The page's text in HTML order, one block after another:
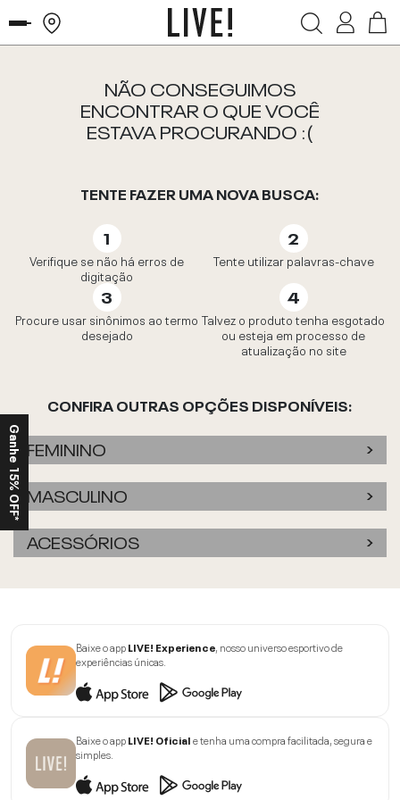
NÃO CONSEGUIMOS
ENCONTRAR O QUE VOCÊ
ESTAVA PROCURANDO :(
TENTE FAZER UMA NOVA BUSCA:
Verifique se não há erros de
digitação
Tente utilizar palavras-chave
Procure usar sinônimos ao termo
desejado
Talvez o produto tenha esgotado
ou esteja em processo de
atualização no site
CONFIRA OUTRAS OPÇÕES DISPONÍVEIS:
FEMININO
MASCULINO
ACESSÓRIOS
Baixe o appLIVE! Experience, nosso universo esportivo de
experiências únicas.
Baixe o appLIVE! Oficiale tenha uma compra facilitada, segura e
simples.
Ganhe 15% OFF*